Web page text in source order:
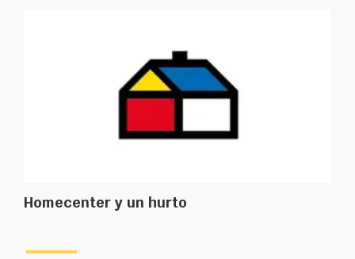
Homecenter y un hurto